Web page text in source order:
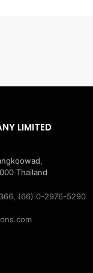
LIMITED
Thailand
(66) 0-2976-5290